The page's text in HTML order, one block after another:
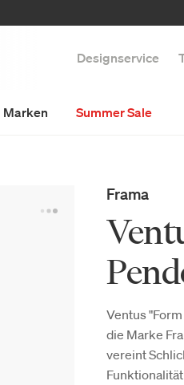
Designservice
Marken Summer Sale
Frama
Ventus
die Marke
vereint